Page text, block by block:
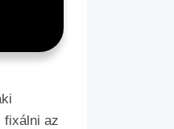
fixálni az